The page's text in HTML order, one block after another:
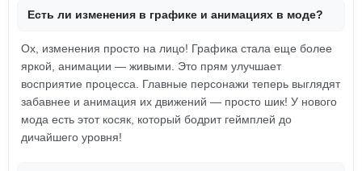
Есть ли изменения в графике и анимациях в моде?
Ох, изменения просто на лицо! Графика стала еще более
яркой, анимации — живыми. Это прям улучшает
восприятие процесса. Главные персонажи теперь выглядят
забавнее и анимация их движений — просто шик! У нового
мода есть этот косяк, который бодрит геймплей до
дичайшего уровня!